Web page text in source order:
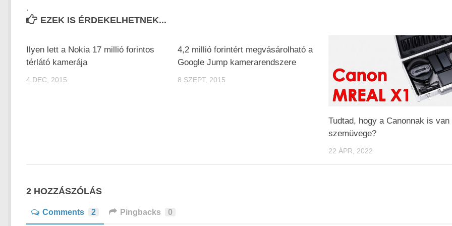
.
EZEK IS ÉRDEKELHETNEK...
Ilyen lett a Nokia 17 millió forintos
térlátó kamerája
4 DEC, 2015
4,2 millió forintért megvásárolható a
Google Jump kamerarendszere
8 SZEPT, 2015
Tudtad, hogy a Canonnak is van
szemüvege?
22 ÁPR, 2022
2 HOZZÁSZÓLÁS
Comments 2 Pingbacks 0